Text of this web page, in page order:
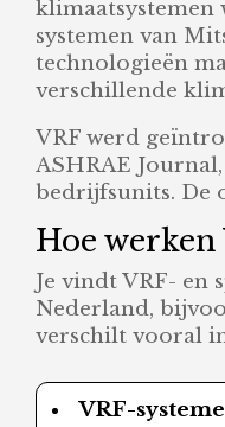
klimaatsystemen
systemen van
technologieën
verschillende
VRF werd
ASHRAE
bedrijfsunits. De
Hoe
Je vindt VRF- en
Nederland,
verschilt vooral
VRF-